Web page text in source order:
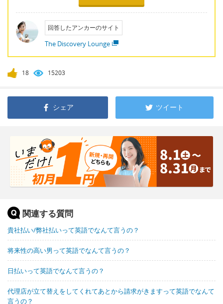
回答したアンカーのサイト
The Discovery Lounge
18 15203
シェア ツイート
関連する質問
貴社払い/弊社払いって英語でなんて言うの？
将来性の高い男って英語でなんて言うの？
日払いって英語でなんて言うの？
代理店が立て替えをしてくれてあとから請求がきますって英語でなんて
言うの？